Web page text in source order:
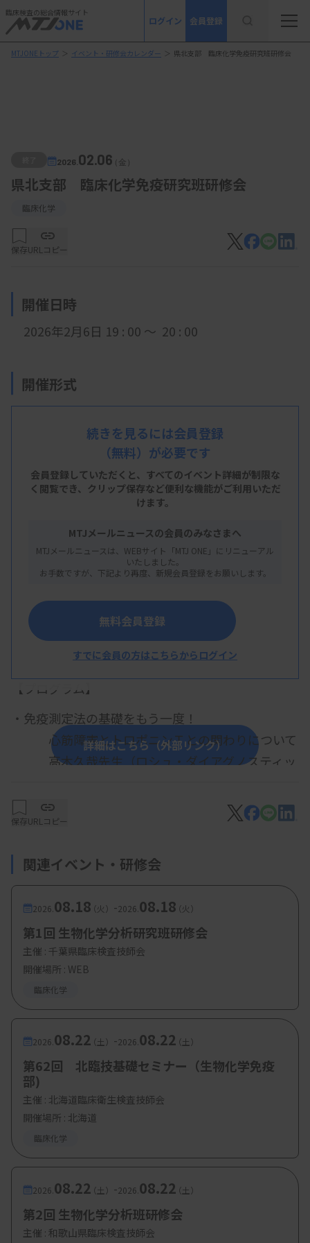
臨床検査の総合情報サイト
ログイン 会員登録
MTJONEトップ ＞ イベント・研修会カレンダー ＞ 県北支部 臨床化学免疫研究班研修会
2026. 02.06（金）
県北支部 臨床化学免疫研究班研修会
臨床化学
保存URLコピー
開催日時
2026年2月6日 19 : 00 ～ 20 : 00
開催形式
現地開催
福島赤十字病院 多目的ホール
主 催
福島県臨床検査技師会
概 要
【プログラム】
・免疫測定法の基礎をもう一度！
心筋障害とトロポニンＴとの関わりについて
高木久哉先生（ロシュ・ダイアグノスティッ
詳細はこちら（外部リンク）
続きを見るには会員登録
（無料）が必要です
会員登録していただくと、すべてのイベント詳細が制限な
く閲覧でき、 クリップ保存など便利な機能がご利用いただ
けます。
MTJメールニュースの会員のみなさまへ
MTJメールニュースは、WEBサイト「MTJ ONE」にリニューアル
いたしました。
お手数ですが、下記より再度、新規会員登録をお願いします。
無料会員登録
すでに会員の方はこちらからログイン
保存URLコピー
関連イベント・研修会
2026. 08.18（火） -2026. 08.18（火）
第1回 生物化学分析研究班研修会
主催 : 千葉県臨床検査技師会
開催場所 : WEB
臨床化学
2026. 08.22（土） -2026. 08.22（土）
第62回 北臨技基礎セミナー（生物化学免疫
部)
主催 : 北海道臨床衛生検査技師会
開催場所 : 北海道
臨床化学
2026. 08.22（土） -2026. 08.22（土）
第2回 生物化学分析班研修会
主催 : 和歌山県臨床検査技師会